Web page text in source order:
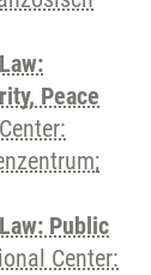
Peace
Public
Center: